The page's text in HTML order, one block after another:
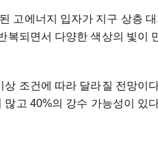
고에너지 입자가 지구 상층
복되면서 다양한 색상의 빛이
상 조건에 따라 달라질 전망이
많고 40%의 강수 가능성이 있